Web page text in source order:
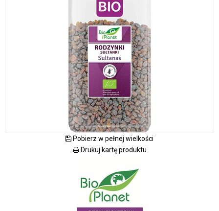
Pobierz w pełnej wielkości
Drukuj kartę produktu